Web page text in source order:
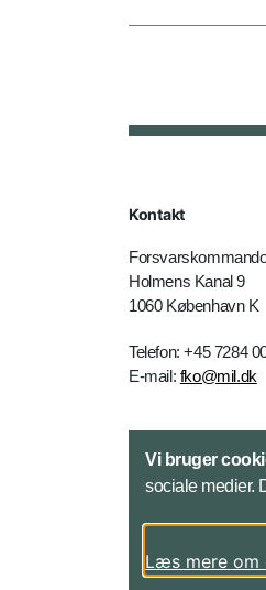
Kontakt
Holmens Kanal 9
1060 København K
Telefon: +45 7284
E-mail: fko@mil.dk
Kontakt
Vi bruger
sociale medier.
Læs mere om